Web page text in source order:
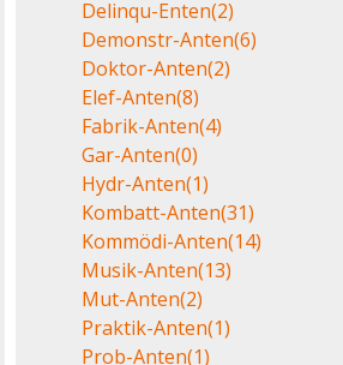
Delinqu-Enten(2)
Demonstr-Anten(6)
Doktor-Anten(2)
Elef-Anten(8)
Fabrik-Anten(4)
Gar-Anten(0)
Hydr-Anten(1)
Kombatt-Anten(31)
Kommödi-Anten(14)
Musik-Anten(13)
Mut-Anten(2)
Praktik-Anten(1)
Prob-Anten(1)